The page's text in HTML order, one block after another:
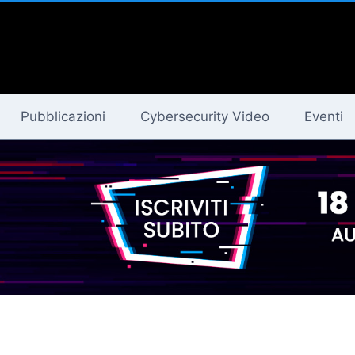
Pubblicazioni Cybersecurity Video Eventi